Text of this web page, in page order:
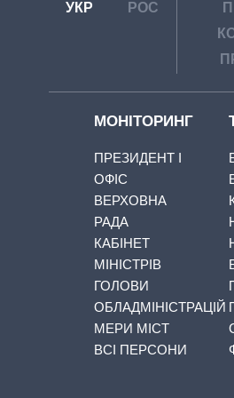
УКР РОС
МОНІТОРИНГ
ПРЕЗИДЕНТ І
ОФІС
ВЕРХОВНА
РАДА
КАБІНЕТ
МІНІСТРІВ
ГОЛОВИ
ОБЛАДМІНІСТРАЦІЙ
МЕРИ МІСТ
ВСІ ПЕРСОНИ